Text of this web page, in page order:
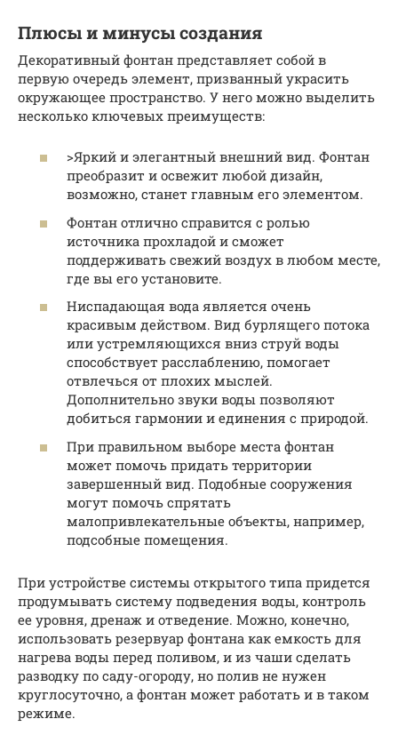
Плюсы и минусы создания
Декоративный фонтан представляет собой в
первую очередь элемент, призванный украсить
окружающее пространство. У него можно выделить
несколько ключевых преимуществ:
>Яркий и элегантный внешний вид. Фонтан
преобразит и освежит любой дизайн,
возможно, станет главным его элементом.
Фонтан отлично справится с ролью
источника прохладой и сможет
поддерживать свежий воздух в любом месте,
где вы его установите.
Ниспадающая вода является очень
красивым действом. Вид бурлящего потока
или устремляющихся вниз струй воды
способствует расслаблению, помогает
отвлечься от плохих мыслей.
Дополнительно звуки воды позволяют
добиться гармонии и единения с природой.
При правильном выборе места фонтан
может помочь придать территории
завершенный вид. Подобные сооружения
могут помочь спрятать
малопривлекательные объекты, например,
подсобные помещения.
При устройстве системы открытого типа придется
продумывать систему подведения воды, контроль
ее уровня, дренаж и отведение. Можно, конечно,
использовать резервуар фонтана как емкость для
нагрева воды перед поливом, и из чаши сделать
разводку по саду-огороду, но полив не нужен
круглосуточно, а фонтан может работать и в таком
режиме.